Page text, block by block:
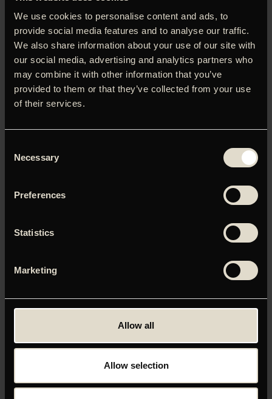
We use cookies to personalise content and ads, to
provide social media features and to analyse our traffic.
We also share information about your use of our site with
our social media, advertising and analytics partners who
may combine it with other information that you’ve
provided to them or that they’ve collected from your use
of their services.
Selection
Necessary
Preferences
Statistics
Marketing
Allow all
Allow selection
et trafikuheld. Gradvist besættes han af ønsket om at
finde sandheden. Det medfører, at han ikke blot udsætter
sig selv for fare, men også sine allernærmeste. ’En hvid,
hvid dag’ er en snurrig fortælling om sorg, hævn og
ubetinget kærlighed – instrueret af islandske Hlynur
Pálmason, som debuterede på dansk med ’Vinterbrødre’.
Filmens hovedrolleindehaver, Ingvar E. Sigurðsson (’Om
Heste og Mænd’), vandt pris i Cannes, hvor filmen havde
Du skal tillade marketing-cookies for at kunne se denne
video.
Klik her for at opdatere dine indstillinger
NRFP19 En hvid, hvid dag
INSTRUKTØR
LÆNGDE